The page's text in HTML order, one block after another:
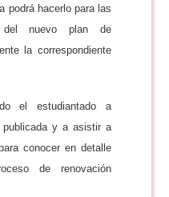
podrá hacerlo para las
del nuevo plan de
la correspondiente
el estudiantado a
publicada y a asistir a
conocer en detalle
de renovación